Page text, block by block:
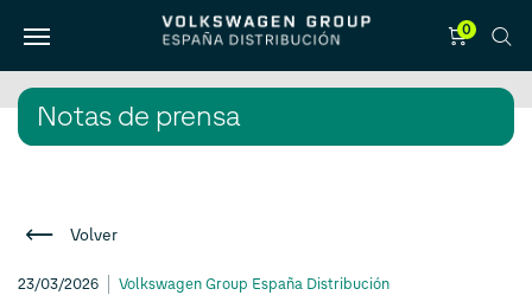
0
Notas de prensa
Volver
23/03/2026 Volkswagen Group España Distribución